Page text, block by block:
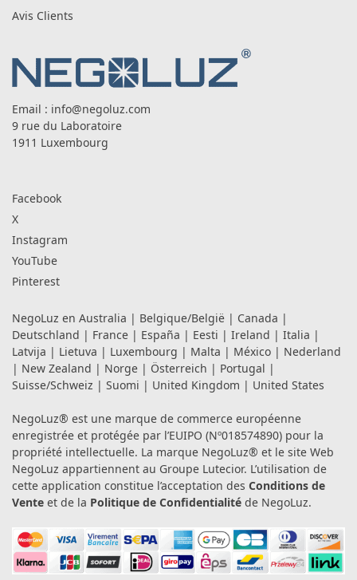
Avis Clients
Email : info@negoluz.com
9 rue du Laboratoire
1911 Luxembourg
Facebook
X
Instagram
YouTube
Pinterest
NegoLuz en Australia | Belgique/België | Canada |
Deutschland | France | España | Eesti | Ireland | Italia |
Latvija | Lietuva | Luxembourg | Malta | México | Nederland
| New Zealand | Norge | Österreich | Portugal |
Suisse/Schweiz | Suomi | United Kingdom | United States
NegoLuz® est une marque de commerce européenne
enregistrée et protégée par l’EUIPO (Nº018574890) pour la
propriété intellectuelle. La marque NegoLuz® et le site Web
NegoLuz appartiennent au Groupe Lutecior. L’utilisation de
cette application constitue l’acceptation des Conditions de
Vente et de la Politique de Confidentialité de NegoLuz.